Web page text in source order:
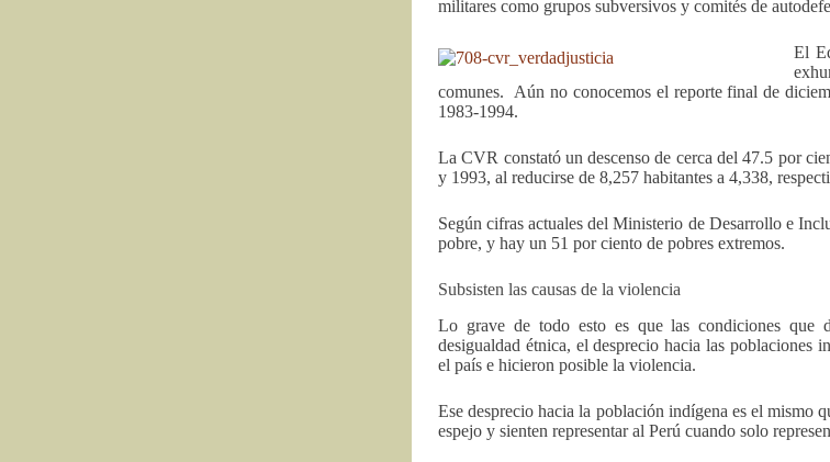
militares como grupos subversivos y comités de
El
comunes. Aún no conocemos el reporte final de
1983-1994.
La CVR constató un descenso de cerca del 47.5 por
y 1993, al reducirse de 8,257 habitantes a 4,338,
Según cifras actuales del Ministerio de Desarrollo e
pobre, y hay un 51 por ciento de pobres extremos.
Subsisten las causas de la violencia
Lo grave de todo esto es que las condiciones que
desigualdad étnica, el desprecio hacia las poblaciones
el país e hicieron posible la violencia.
Ese desprecio hacia la población indígena es el mismo
espejo y sienten representar al Perú cuando solo